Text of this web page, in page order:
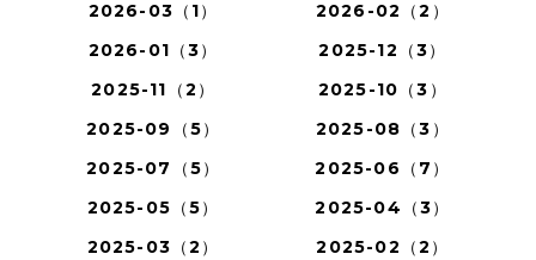
2026-03（1）
2026-02（2）
2026-01（3）
2025-12（3）
2025-11（2）
2025-10（3）
2025-09（5）
2025-08（3）
2025-07（5）
2025-06（7）
2025-05（5）
2025-04（3）
2025-03（2）
2025-02（2）